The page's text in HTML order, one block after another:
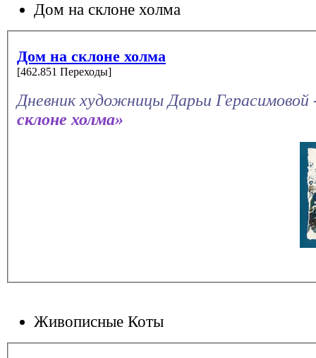
Дом на склоне холма
Дом на склоне холма
[462.851 Переходы]
Дневник художницы Дарьи
склоне холма»
Живописные Коты